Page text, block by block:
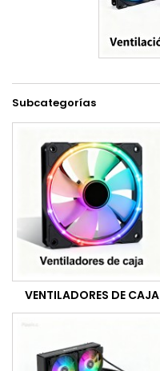
Subcategorías
VENTILADORES DE CAJA